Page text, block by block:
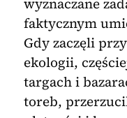
faktycznym
Gdy zaczęli
ekologii,
targach i
toreb,